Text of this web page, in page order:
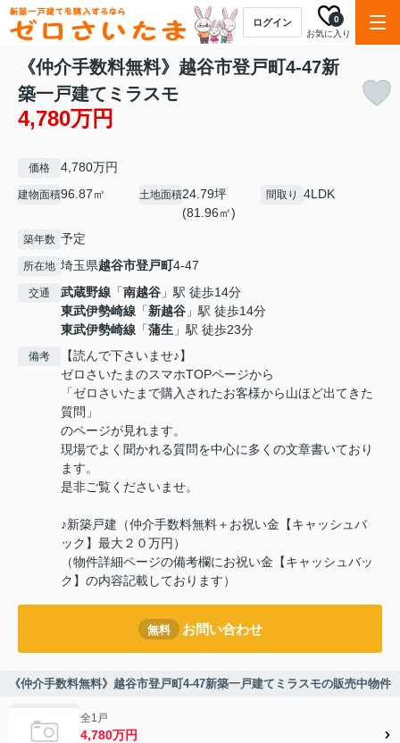
ログイン
お気に入り
0
《仲介手数料無料》越谷市登戸町4-47新
築一戸建てミラスモ
4,780万円
価格 4,780万円
建物面積96.87㎡ 土地面積24.79坪
(81.96㎡)
間取り 4LDK
築年数 予定
所在地 埼玉県越谷市登戸町4-47
交通 武蔵野線 「南越谷 」駅 徒歩14分
東武伊勢崎線 「新越谷 」駅 徒歩14分
東武伊勢崎線 「蒲生 」駅 徒歩23分
備考
【読んで下さいませ♪】
ゼロさいたまのスマホTOPページから
「ゼロさいたまで購入されたお客様から山ほど出てきた
質問」
のページが見れます。
現場でよく聞かれる質問を中心に多くの文章書いており
ます。
是非ご覧くださいませ。
♪新築戸建（仲介手数料無料＋お祝い金【キャッシュバ
ック】最大２０万円）
（物件詳細ページの備考欄にお祝い金【キャッシュバッ
ク】の内容記載しております）
無料 お問い合わせ
《仲介手数料無料》越谷市登戸町4-47新築一戸建てミラスモの販売中物件
全1戸
4,780万円